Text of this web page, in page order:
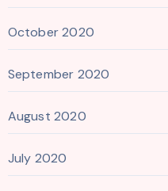
October 2020
September 2020
August 2020
July 2020